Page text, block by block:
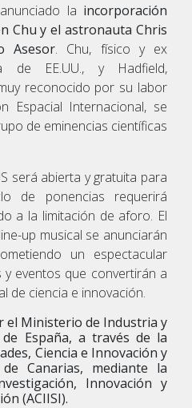
la incorporación
Chu y el astronauta Chris
Asesor. Chu, físico y ex
de EE.UU., y Hadfield,
reconocido por su labor
Espacial Internacional, se
de eminencias científicas
será abierta y gratuita para
de ponencias requerirá
a la limitación de aforo. El
up musical se anunciarán
un espectacular
eventos que convertirán a
de ciencia e innovación.
el Ministerio de Industria y
España, a través de la
Ciencia e Innovación y
Canarias, mediante la
Innovación y
(ACIISI).